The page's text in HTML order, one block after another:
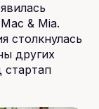
& Mia.
столкнулась
других
стартап